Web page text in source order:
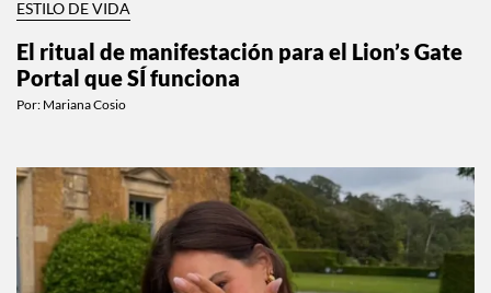
ESTILO DE VIDA
El ritual de manifestación para el Lion’s Gate
Portal que SÍ funciona
Por: Mariana Cosio